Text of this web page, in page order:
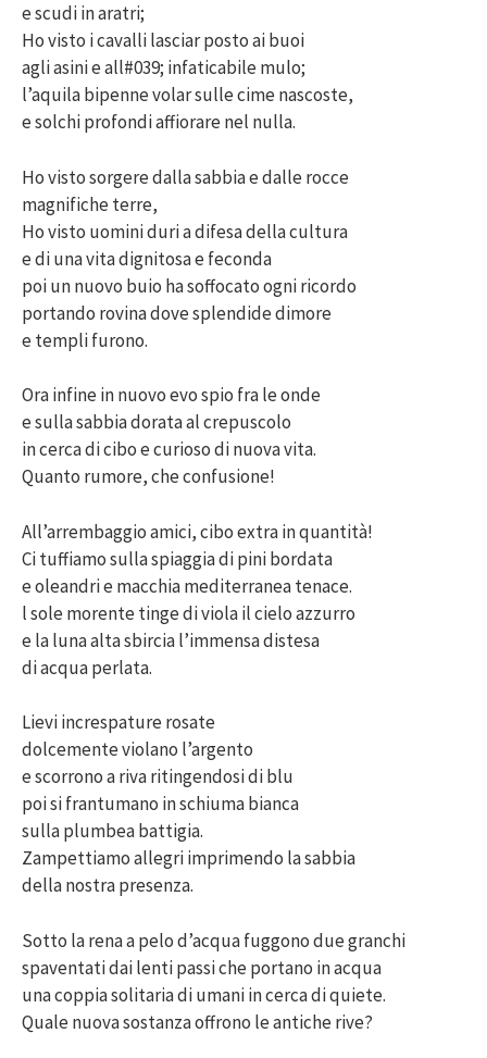
e scudi in aratri;
Ho visto i cavalli lasciar posto ai buoi
agli asini e all#039; infaticabile mulo;
l’aquila bipenne volar sulle cime nascoste,
e solchi profondi affiorare nel nulla.
Ho visto sorgere dalla sabbia e dalle rocce
magnifiche terre,
Ho visto uomini duri a difesa della cultura
e di una vita dignitosa e feconda
poi un nuovo buio ha soffocato ogni ricordo
portando rovina dove splendide dimore
e templi furono.
Ora infine in nuovo evo spio fra le onde
e sulla sabbia dorata al crepuscolo
in cerca di cibo e curioso di nuova vita.
Quanto rumore, che confusione!
All’arrembaggio amici, cibo extra in quantità!
Ci tuffiamo sulla spiaggia di pini bordata
e oleandri e macchia mediterranea tenace.
l sole morente tinge di viola il cielo azzurro
e la luna alta sbircia l’immensa distesa
di acqua perlata.
Lievi increspature rosate
dolcemente violano l’argento
e scorrono a riva ritingendosi di blu
poi si frantumano in schiuma bianca
sulla plumbea battigia.
Zampettiamo allegri imprimendo la sabbia
della nostra presenza.
Sotto la rena a pelo d’acqua fuggono due granchi
spaventati dai lenti passi che portano in acqua
una coppia solitaria di umani in cerca di quiete.
Quale nuova sostanza offrono le antiche rive?